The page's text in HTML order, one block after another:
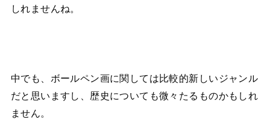
しれませんね。
中でも、ボールペン画に関しては比較的新しいジャンル
だと思いますし、歴史についても微々たるものかもしれ
ません。